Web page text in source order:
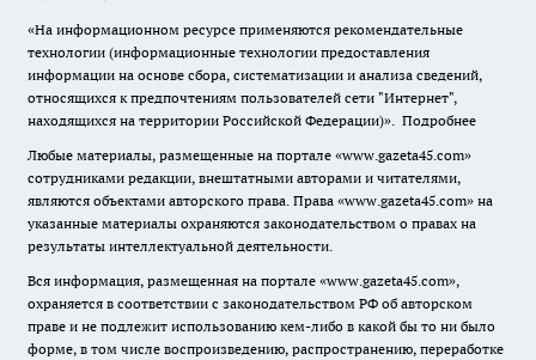
«На информационном ресурсе применяются рекомендательные
технологии (информационные технологии предоставления
информации на основе сбора, систематизации и анализа сведений,
относящихся к предпочтениям пользователей сети "Интернет",
находящихся на территории Российской Федерации)». Подробнее
Любые материалы, размещенные на портале «www.gazeta45.com»
сотрудниками редакции, внештатными авторами и читателями,
являются объектами авторского права. Права «www.gazeta45.com» на
указанные материалы охраняются законодательством о правах на
результаты интеллектуальной деятельности.
Вся информация, размещенная на портале «www.gazeta45.com»,
охраняется в соответствии с законодательством РФ об авторском
праве и не подлежит использованию кем-либо в какой бы то ни было
форме, в том числе воспроизведению, распространению, переработке